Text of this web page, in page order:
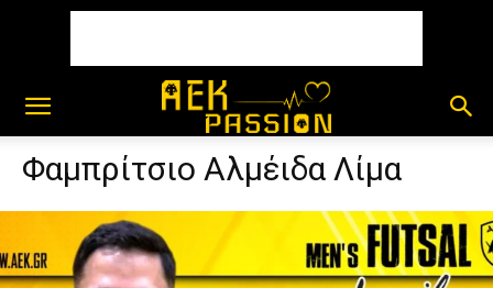
Φαμπρίτσιο Αλμέιδα Λίμα